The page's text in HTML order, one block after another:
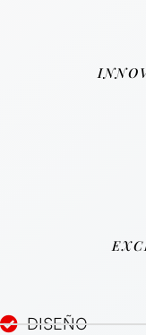
DISEÑO